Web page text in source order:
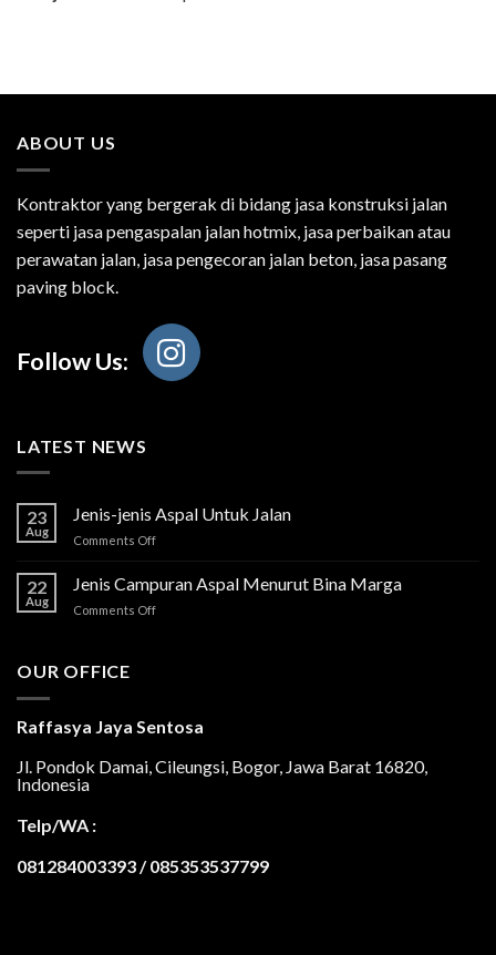
ABOUT US
Kontraktor yang bergerak di bidang jasa konstruksi jalan
seperti jasa pengaspalan jalan hotmix, jasa perbaikan atau
perawatan jalan, jasa pengecoran jalan beton, jasa pasang
paving block.
Follow Us:
LATEST NEWS
23
Aug
Jenis-jenis Aspal Untuk Jalan
Comments Offon
Aspal
Untuk
22
Aug
Jenis Campuran Aspal Menurut Bina Marga
Comments Offon
Marga
OUR OFFICE
Raffasya Jaya Sentosa
Jl. Pondok Damai, Cileungsi, Bogor, Jawa Barat 16820,
Indonesia
Telp/WA :
081284003393 / 085353537799